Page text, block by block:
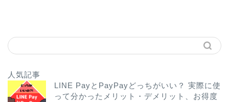
人気記事
LINE PayとPayPayどっちがいい？ 実際に使
って分かったメリット・デメリット、お得度